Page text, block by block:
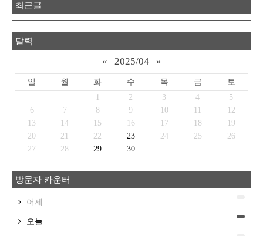
최근글
달력
« 2025/04 »
일 월 화 수 목 금
토
1
2 3 4
5
6
7 8 9 10 11
12
13
14 15 16 17 18
19
20
21 22 23 24 25
26
27
28 29 30
방문자 카운터
어제
오늘